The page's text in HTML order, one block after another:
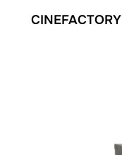
CINEFACTORY